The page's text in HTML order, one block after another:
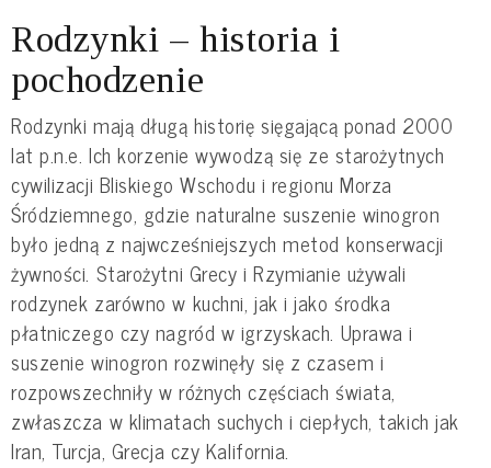
Rodzynki – historia i
pochodzenie
Rodzynki mają długą historię sięgającą ponad 2000
lat p.n.e. Ich korzenie wywodzą się ze starożytnych
cywilizacji Bliskiego Wschodu i regionu Morza
Śródziemnego, gdzie naturalne suszenie winogron
było jedną z najwcześniejszych metod konserwacji
żywności. Starożytni Grecy i Rzymianie używali
rodzynek zarówno w kuchni, jak i jako środka
płatniczego czy nagród w igrzyskach. Uprawa i
suszenie winogron rozwinęły się z czasem i
rozpowszechniły w różnych częściach świata,
zwłaszcza w klimatach suchych i ciepłych, takich jak
Iran, Turcja, Grecja czy Kalifornia.